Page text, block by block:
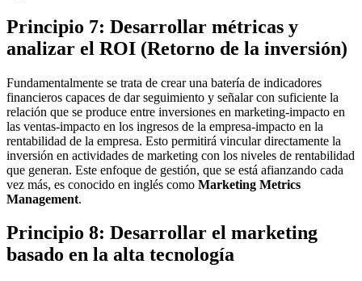
Principio 7: Desarrollar métricas y
analizar el ROI (Retorno de la inversión)
Fundamentalmente se trata de crear una batería de indicadores
financieros capaces de dar seguimiento y señalar con suficiente la
relación que se produce entre inversiones en marketing-impacto en
las ventas-impacto en los ingresos de la empresa-impacto en la
rentabilidad de la empresa. Esto permitirá vincular directamente la
inversión en actividades de marketing con los niveles de rentabilidad
que generan. Este enfoque de gestión, que se está afianzando cada
vez más, es conocido en inglés como Marketing Metrics
Management.
Principio 8: Desarrollar el marketing
basado en la alta tecnología